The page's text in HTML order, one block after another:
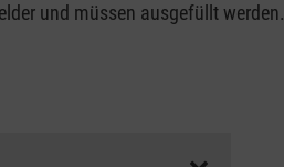
und müssen ausgefüllt werden.